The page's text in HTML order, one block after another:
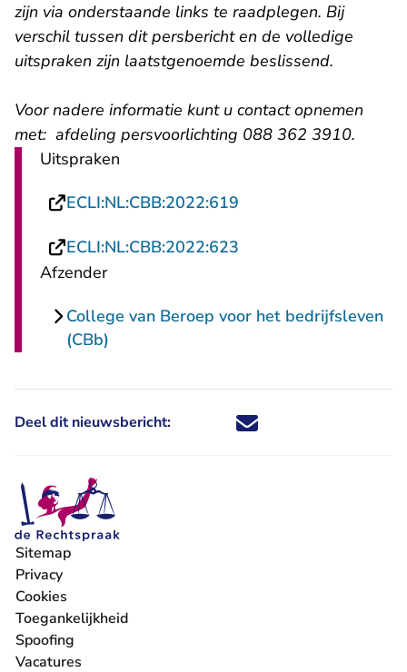
zijn via onderstaande links te raadplegen. Bij
verschil tussen dit persbericht en de volledige
uitspraken zijn laatstgenoemde beslissend.
Voor nadere informatie kunt u contact opnemen
met: afdeling persvoorlichting 088 362 3910.
Uitspraken
ECLI:NL:CBB:2022:619
ECLI:NL:CBB:2022:623
Afzender
College van Beroep voor het bedrijfsleven
(CBb)
Deel dit nieuwsbericht: Deel dit nieuwsbericht via X -
Deel dit nieuwsbericht via
Deel dit nieuwsbericht
Deel dit
Sitemap
Privacy
Cookies
Toegankelijkheid
Spoofing
Vacatures